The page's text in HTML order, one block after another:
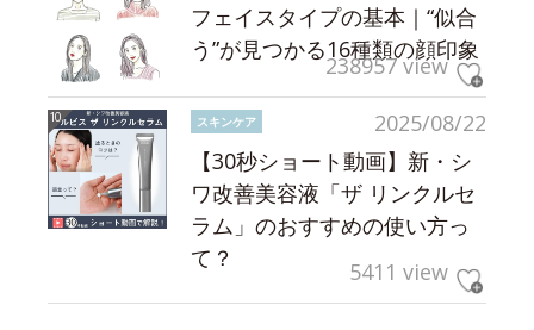
フェイスタイプの基本｜“似合
う”が見つかる16種類の顔印象
238957 view
2025/08/22
スキンケア
【30秒ショート動画】新・シ
ワ改善美容液「ザ リンクルセ
ラム」のおすすめの使い方っ
て？
5411 view